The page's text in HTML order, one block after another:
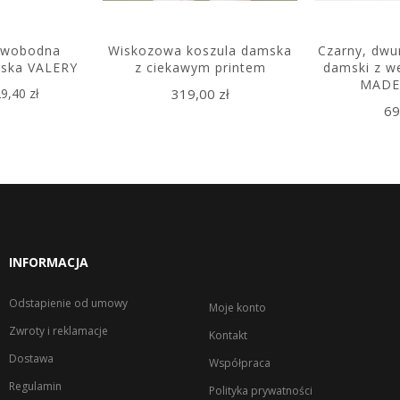
VALERY
zł
Wiskozowa koszula damska
z ciekawym printem
319,00 zł
Czarny,
damski z
INFORMACJA
Odstapienie od umowy
Zwroty i reklamacje
Dostawa
Regulamin
Moje konto
Kontakt
Współpraca
Polityka prywatności